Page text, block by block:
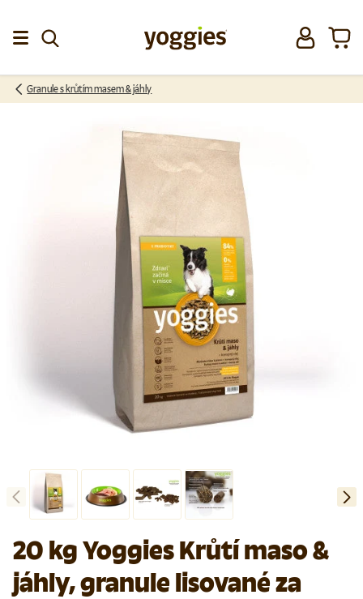
Přeskočit na obsah
Přihlásit se
Granule s krůtím masem & jáhly
Předchozí Další
20 kg Yoggies Krůtí maso &
jáhly, granule lisované za